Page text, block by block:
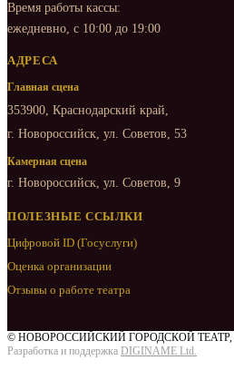
Время работы кассы:
ежедневно, с 10:00 до 19:00
АДРЕСА
Главная сцена
353900, Краснодарский край,
г. Новороссийск, ул. Советов, 53
Камерная сцена
г. Новороссийск, ул. Советов, 9
ПОЛЕЗНЫЕ ССЫЛКИ
Цифровой ID (Госуслуги)
Оценка организации
Отзывы о работе театра
© НОВОРОССИЙСКИЙ ГОРОДСКОЙ ТЕАТР,
Разработка и поддержка DIGINAME Ltd.